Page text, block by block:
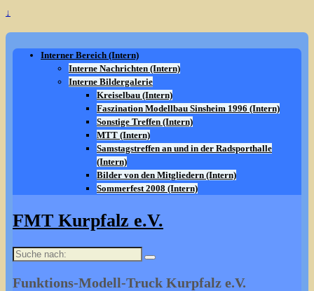
↓
Interner Bereich (Intern)
Interne Nachrichten (Intern)
Interne Bildergalerie
Kreiselbau (Intern)
Faszination Modellbau Sinsheim 1996 (Intern)
Sonstige Treffen (Intern)
MTT (Intern)
Samstagstreffen an und in der Radsporthalle
(Intern)
Bilder von den Mitgliedern (Intern)
Sommerfest 2008 (Intern)
FMT Kurpfalz e.V.
Suche
Funktions-Modell-Truck Kurpfalz e.V.